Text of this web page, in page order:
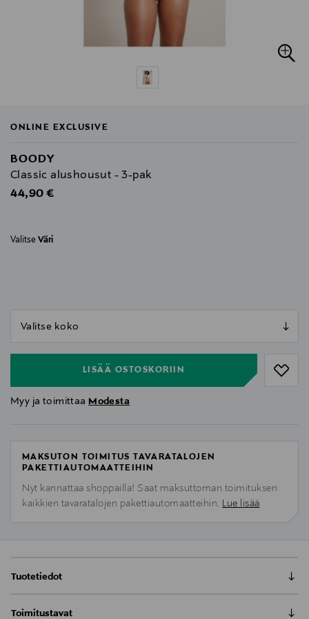
ONLINE EXCLUSIVE
BOODY
Classic alushousut - 3-pak
Original Price
44,90 €
Valitse Väri
LISÄÄ OSTOSKORIIN
Myy ja toimittaa Modesta
MAKSUTON TOIMITUS TAVARATALOJEN
PAKETTIAUTOMAATTEIHIN
Nyt kannattaa shoppailla! Saat maksuttoman toimituksen
kaikkien tavaratalojen pakettiautomaatteihin. Lue lisää
Tuotetiedot
Jos elät kiireistä elämää, ja päiväsi alkaa aikaisin
Toimitustavat